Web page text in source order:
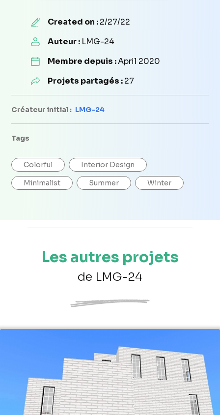
Created on :2/27/22
Auteur : LMG-24
Membre depuis :April 2020
Projets partagés :27
Créateur initial : LMG-24
Tags
Colorful Interior Design
Minimalist Summer Winter
Les autres projets
de LMG-24